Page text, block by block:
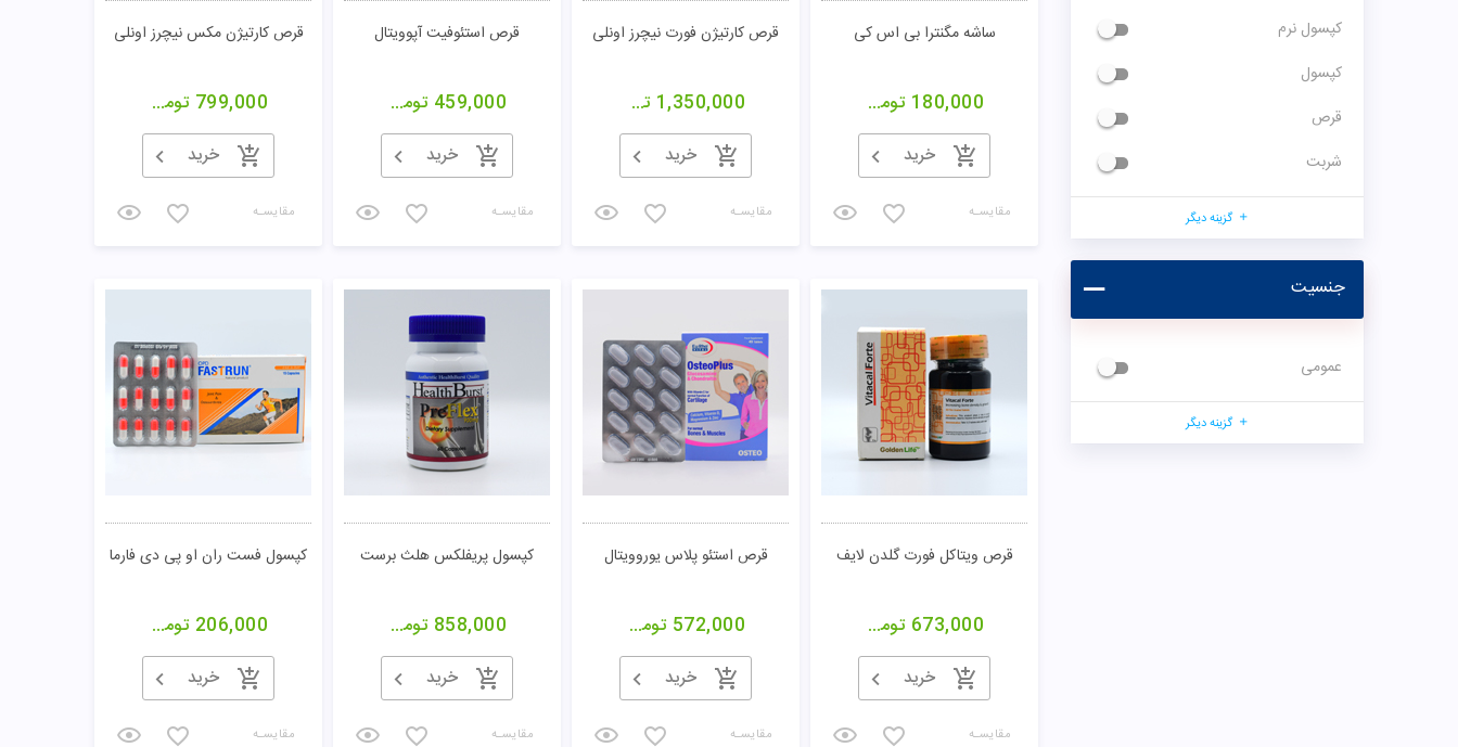
کپسول نرم
کپسول
قرص
شربت
گزینه دیگر
جنسیت
عمومی
گزینه دیگر
ساشه مگنترا بی اس کی
180,000 تومان
خرید
مقایسـه
قرص کارتیژن فورت نیچرز اونلی
1,350,000 تومان
خرید
مقایسـه
قرص استئوفیت آپوویتال
459,000 تومان
خرید
مقایسـه
قرص کارتیژن مکس نیچرز اونلی
799,000 تومان
خرید
مقایسـه
قرص ویتاکل فورت گلدن لایف
673,000 تومان
خرید
مقایسـه
قرص استئو پلاس یوروویتال
572,000 تومان
خرید
مقایسـه
کپسول پریفلکس هلث برست
858,000 تومان
خرید
مقایسـه
کپسول فست ران او پی دی فارما
206,000 تومان
خرید
مقایسـه